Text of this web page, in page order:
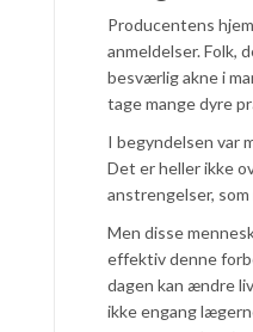
Producentens
anmeldelser. Folk,
besværlig akne i
tage mange dyre
I begyndelsen var
Det er heller ikke
anstrengelser,
Men disse
effektiv denne
dagen kan ændre
ikke engang